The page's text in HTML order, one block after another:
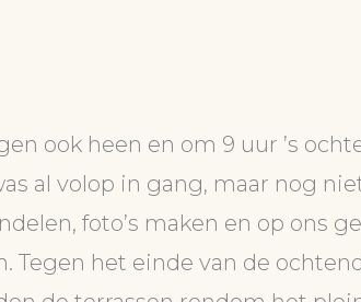
ook heen en om 9 uur ’s
al volop in gang, maar nog
foto’s maken en op ons
Tegen het einde van de